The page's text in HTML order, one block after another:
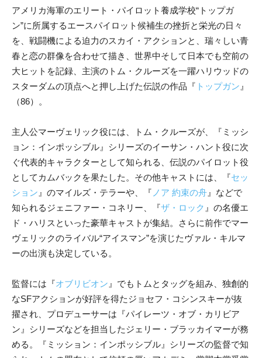
アメリカ海軍のエリート・パイロット養成学校“トップガ
ン”に所属するエースパイロット候補生の挫折と栄光の日々
を、戦闘機による迫力のスカイ・アクションと、瑞々しい青
春と恋の群像を合わせて描き、世界中そして日本でも空前の
大ヒットを記録、主演のトム・クルーズを一躍ハリウッドの
スターダムの頂点へと押し上げた伝説の作品『 トップガン 』
（86）。
主人公マーヴェリック役には、トム・クルーズが、『ミッシ
ョン：インポッシブル』シリーズのイーサン・ハント役に次
ぐ代表的キャラクターとして知られる、伝説のパイロット役
としてカムバックを果たした。その他キャストには、『セッ
ション 』のマイルズ・テラーや、『 ノア 約束の舟 』などで
知られるジェニファー・コネリー、『ザ・ロック 』の名優エ
ド・ハリスといった豪華キャストが集結。さらに前作でマー
ヴェリックのライバル“アイスマン”を演じたヴァル・キルマ
ーの出演も決定している。
監督には『オブリビオン 』でもトムとタッグを組み、独創的
なSFアクションが好評を得たジョセフ・コシンスキーが抜
擢され、プロデューサーは『パイレーツ・オブ・カリビア
ン』シリーズなどを担当したジェリー・ブラッカイマーが務
める。『ミッション：インポッシブル』シリーズの監督で知